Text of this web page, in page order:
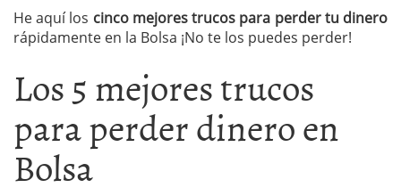
He aquí los cinco mejores trucos para perder tu dinero
rápidamente en la Bolsa ¡No te los puedes perder!
Los 5 mejores trucos
para perder dinero en
Bolsa